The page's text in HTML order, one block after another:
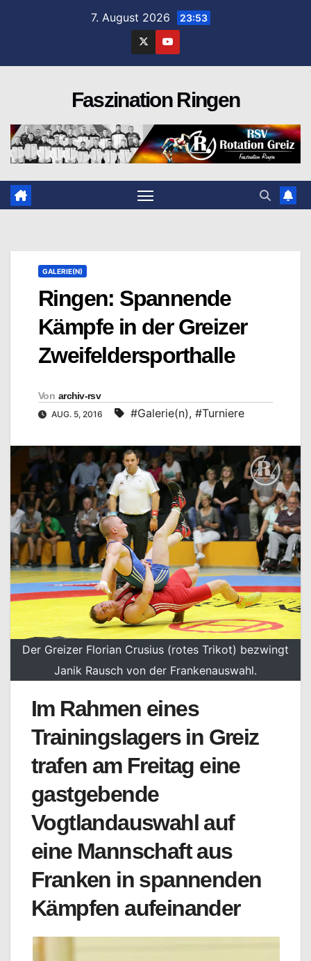
7. August 2026 23:53
Faszination Ringen
GALERIE(N)
Ringen: Spannende
Kämpfe in der Greizer
Zweifeldersporthalle
Von archiv-rsv
AUG. 5, 2016 #Galerie(n), #Turniere
Der Greizer Florian Crusius (rotes Trikot) bezwingt
Janik Rausch von der Frankenauswahl.
Im Rahmen eines
Trainingslagers in Greiz
trafen am Freitag eine
gastgebende
Vogtlandauswahl auf
eine Mannschaft aus
Franken in spannenden
Kämpfen aufeinander